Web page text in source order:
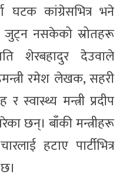
घटक कांग्रेसभित्र भने
जुट्न नसकेको स्रोतहरू
शेरबहादुर देउवाले
रमेश लेखक, सहरी
स्वास्थ्य मन्त्री प्रदीप
छन्। बाँकी मन्त्रीहरू
हटाए पार्टीभित्र